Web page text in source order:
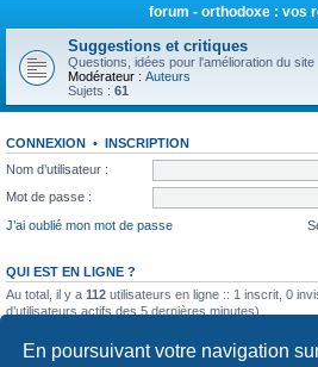
En poursuivant votre navigation
forum - orthodoxe : vos
Suggestions et critiques
Questions, idées pour l'amélioration du site
Modérateur : Auteurs
Sujets : 61
CONNEXION • INSCRIPTION
Nom d’utilisateur :
Mot de passe :
J’ai oublié mon mot de passe
QUI EST EN LIGNE ?
Au total, il y a 112 utilisateurs en ligne :: 1 inscrit, 0
d’utilisateurs actifs des 5 dernières minutes)
0:07